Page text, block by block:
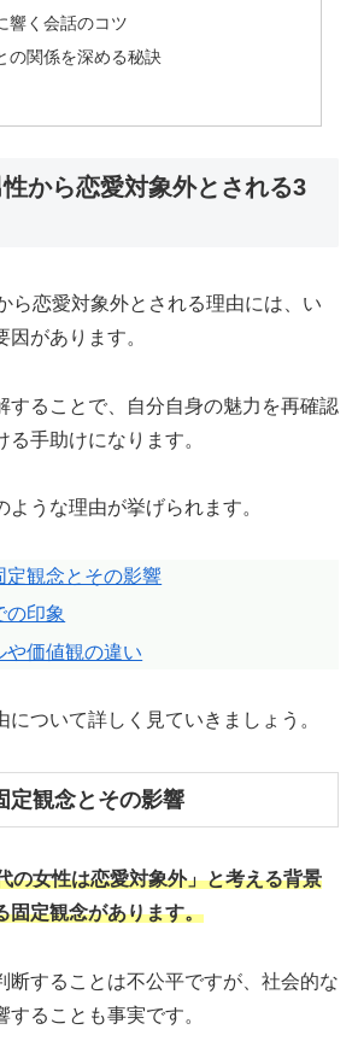
響く会話のコツ
の関係を深める秘訣
から恋愛対象外とされる3
ら恋愛対象外とされる理由には、い
因があります。
することで、自分自身の魅力を再確認
る手助けになります。
うな理由が挙げられます。
定観念とその影響
の印象
や価値観の違い
について詳しく見ていきましょう。
定観念とその影響
の女性は恋愛対象外」と考える背景
固定観念があります。
断することは不公平ですが、社会的な
ることも事実です。